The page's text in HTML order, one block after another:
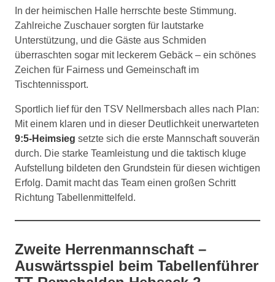
In der heimischen Halle herrschte beste Stimmung.
Zahlreiche Zuschauer sorgten für lautstarke
Unterstützung, und die Gäste aus Schmiden
überraschten sogar mit leckerem Gebäck – ein schönes
Zeichen für Fairness und Gemeinschaft im
Tischtennissport.
Sportlich lief für den TSV Nellmersbach alles nach Plan:
Mit einem klaren und in dieser Deutlichkeit unerwarteten
9:5-Heimsieg setzte sich die erste Mannschaft souverän
durch. Die starke Teamleistung und die taktisch kluge
Aufstellung bildeten den Grundstein für diesen wichtigen
Erfolg. Damit macht das Team einen großen Schritt
Richtung Tabellenmittelfeld.
Zweite Herrenmannschaft –
Auswärtsspiel beim Tabellenführer